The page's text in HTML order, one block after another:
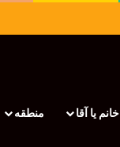
خانم یا آقا منطقه